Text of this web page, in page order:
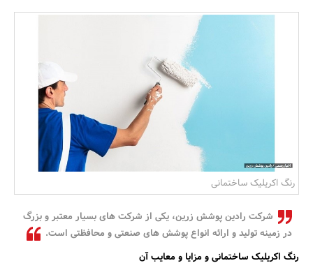
رنگ اکریلیک ساختمانی
شرکت رادین پوشش زرین، یکی از شرکت‌ های بسیار معتبر و بزرگ
در زمینه تولید و ارائه انواع پوشش های صنعتی و محافظتی است.
رنگ اکریلیک ساختمانی و مزایا و معایب آن